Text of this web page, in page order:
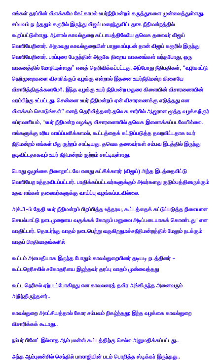
எங்கள் தரப்பின் விளக்கமே கேட்காமல் உயர்நீதிமன்றம் கருத்துகளை முன்வைத்துள்ளது.
சம்பவம் நடந்ததும் கரூரில் இருந்து விஜய் மறைந்துவிட்டதாக நீதிமன்றத்தில்
கூறப்பட்டுள்ளது. ஆனால் காவல்துறை கட்டாயத்திலேயே தவெக தலைவர் விஜய்
வெளியேறினார். அதாவது காவல்துறையின் பாதுகாப்புடன் தான் விஜய் கரூரில் இருந்து
வெளியேறினார். பரப்புரை பேருந்தின் அருகே நிறைய வாகனங்கள் வந்தபோது, ஒரு
வாகனத்தில் மோதியுள்ளது” எனத் தெரிவிக்கப்பட்டது. அப்போது நீதிபதிகள், “வழிகாட்டு
நெறிமுறைகளை விசாரிக்கும் வழக்கு என்றால் இதனை உயர்நீதிமன்ற கிளையே
விசாரித்திருக்கலாமே?. இந்த வழக்கு உயர் நீதிமன்ற மதுரை கிளையின் விசாரணையின்
வரம்பிற்கு உட்பட்டது. சென்னை உயர் நீதிமன்றம் ஏன் விசாரணைக்கு எடுத்தது என
விளக்கம் கொடுங்கள்” எனத் தெரிவித்தனர்.தவெக சார்பில் ஆஜரான மூத்த வழக்கறிஞர்
சுப்ரமணியம், "உயர் நீதிமன்ற வழக்கு விசாரணையில் தவெக இணைக்கப்படவேயில்லை.
எங்களுக்கு உரிய வாய்ப்பளிக்காமல், கூட்டத்தைக் கட்டுப்படுத்த தவறவிட்டதாக உயர்
நீதிமன்றம் எங்கள் மீது குற்றம் சாட்டியது. தவெக தலைவர்கள் சம்பவ இடத்தில் இருந்து
ஓடிவிட்டதாகவும் உயர் நீதிமன்றம் குற்றம் சாட்டியுள்ளது.
பொது ஒழுங்கை நிலைநாட்டவே எனது கட்சிக்காரர் (விஜய்) அந்த இடத்தைவிட்டு
வெளியேற உத்தரவிடப்பட்டார். பாதிக்கப்பட்டவர்களுக்கும் அவர்களது குடும்பத்தினருக்கும்
உதவ எங்கள் தலைவர்களுக்கு வாய்ப்பு வழங்கப்படவில்லை.
அக்.3-ம் தேதி உயர் நீதிமன்றம் பிறப்பித்த உத்தரவு, கூட்டத்தைக் கட்டுப்படுத்த நிலையான
செயல்பாட்டு நடைமுறையை வகுக்கக் கோரும் மனுவை அடிப்படையாகக் கொண்டது" என
வாதிட்டார். தொடர்ந்து வாதம் நடைபெற்று வருகிறது.உச்சநீதிமன்றத்தில் மேலும் நடக்கும்
வாதப் பிரதிவாதங்களில்
கூட்டம் அமைதியாக இருந்த போதும் காவல்துறையினர் தடியடி நடத்தினர் -
கூட்டநெரிசலில் சகோதரியை இழந்தவர் தரப்பு வாதம் முன்வைத்தது
கூட்ட நெரிசல் ஏற்படப்போகிறது என காவலரைத் தவிர அங்கிருந்த அனைவரும்
அறிந்திருந்தனர்..
காவல்துறை அலட்சியத்தால் கோர சம்பவம் நிகழ்ந்தது; இந்த வழக்கை காவல்துறை
விசாரிக்கக் கூடாது..
நம்பர் பிளேட் இல்லாத ஆம்புலன்ஸ் கூட்டத்திற்கு செல்ல அனுமதிக்கப்பட்டது..
அந்த ஆம்புலன்சில் செந்தில் பாலாஜியின் படம் பொறித்த ஸ்டிக்கர் இருந்தது..